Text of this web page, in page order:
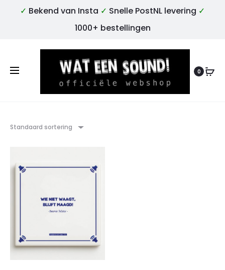
✓ Bekend van Insta ✓ Snelle PostNL levering ✓
1000+ bestellingen
0
Standaard sortering